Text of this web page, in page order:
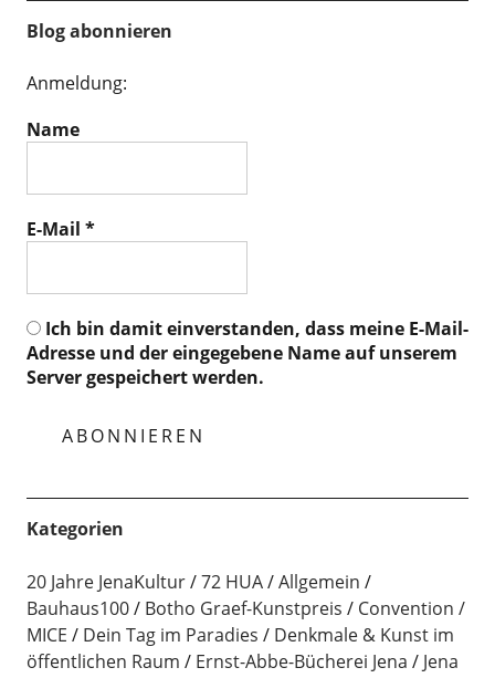
Blog abonnieren
Anmeldung:
Name
E-Mail *
Ich bin damit einverstanden, dass meine E-Mail-
Adresse und der eingegebene Name auf unserem
Server gespeichert werden.
Kategorien
20 Jahre JenaKultur 72 HUA
Allgemein
Bauhaus100
Botho Graef-Kunstpreis
Convention /
MICE
Dein Tag im Paradies
Denkmale & Kunst im
öffentlichen Raum
Ernst-Abbe-Bücherei Jena
Jena